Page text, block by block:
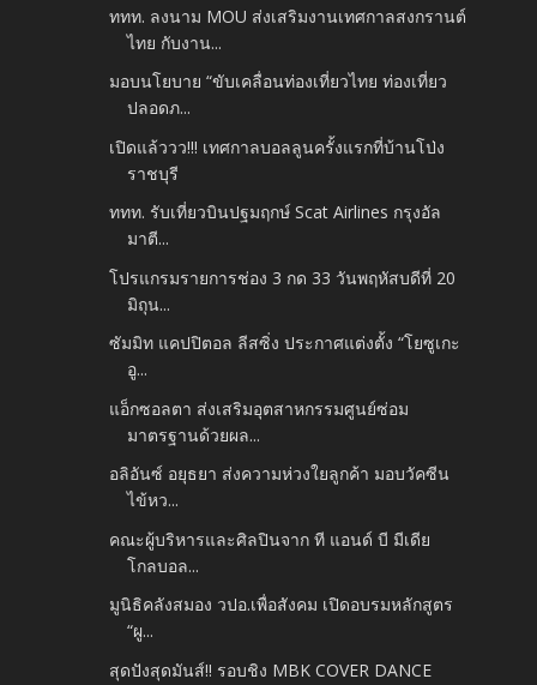
ททท. ลงนาม MOU ส่งเสริมงานเทศกาลสงกรานต์
ไทย กับงาน...
มอบนโยบาย “ขับเคลื่อนท่องเที่ยวไทย ท่องเที่ยว
ปลอดภ...
เปิดแล้ววว!!! เทศกาลบอลลูนครั้งแรกที่บ้านโป่ง
ราชบุรี
ททท. รับเที่ยวบินปฐมฤกษ์ Scat Airlines กรุงอัล
มาตี...
โปรแกรมรายการช่อง 3 กด 33 วันพฤหัสบดีที่ 20
มิถุน...
ซัมมิท แคปปิตอล ลีสซิ่ง ประกาศแต่งตั้ง “โยซูเกะ
อู...
แอ็กซอลตา ส่งเสริมอุตสาหกรรมศูนย์ซ่อม
มาตรฐานด้วยผล...
อลิอันซ์ อยุธยา ส่งความห่วงใยลูกค้า มอบวัคซีน
ไข้หว...
คณะผู้บริหารและศิลปินจาก ที แอนด์ บี มีเดีย
โกลบอล...
มูนิธิคลังสมอง วปอ.เพื่อสังคม เปิดอบรมหลักสูตร
“ผู...
สุดปังสุดมันส์!! รอบชิง MBK COVER DANCE